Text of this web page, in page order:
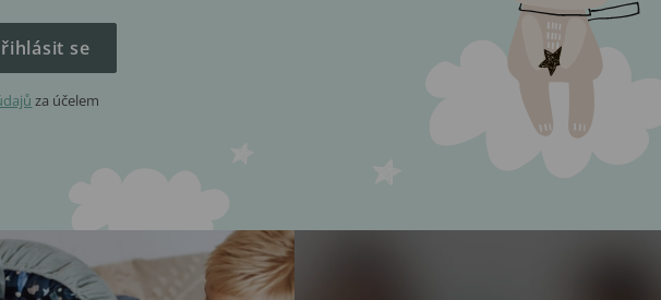
se
za účelem